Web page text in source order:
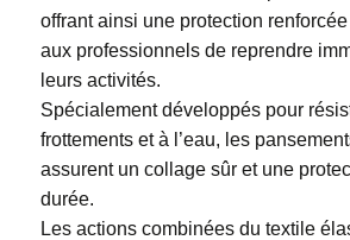
offrant ainsi une protection
aux professionnels de reprendre
leurs activités.
Spécialement développés pour
frottements et à l’eau, les
assurent un collage sûr et une
durée.
Les actions combinées du textile